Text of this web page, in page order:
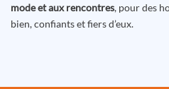
mode et aux rencontres, pour des
bien, confiants et fiers d’eux.